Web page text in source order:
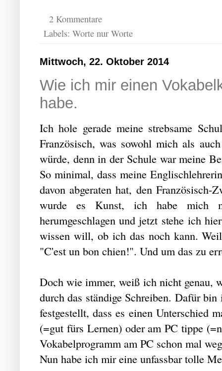
2 Kommentare
Labels: Worte nur Worte
Mittwoch, 22. Oktober 2014
Wie ich mir einen
habe.
Ich hole gerade meine strebsame
Französisch, was sowohl mich als
würde, denn in der Schule war meine
So minimal, dass meine
davon abgeraten hat, den Französisch-
wurde es Kunst, ich habe mich
herumgeschlagen und jetzt stehe ich
wissen will, ob ich das noch kann.
"C'est un bon chien!". Und um das zu
Doch wie immer, weiß ich nicht genau,
durch das ständige Schreiben. Dafür
festgestellt, dass es einen Unterschied
(=gut fürs Lernen) oder am PC tippe
Vokabelprogramm am PC schon mal
Nun habe ich mir eine unfassbar tolle